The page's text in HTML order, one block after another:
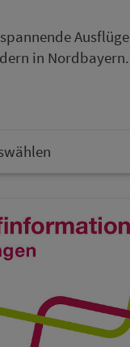
Ausflüge
in Nordbayern.